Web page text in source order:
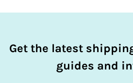
Get the latest
guides and